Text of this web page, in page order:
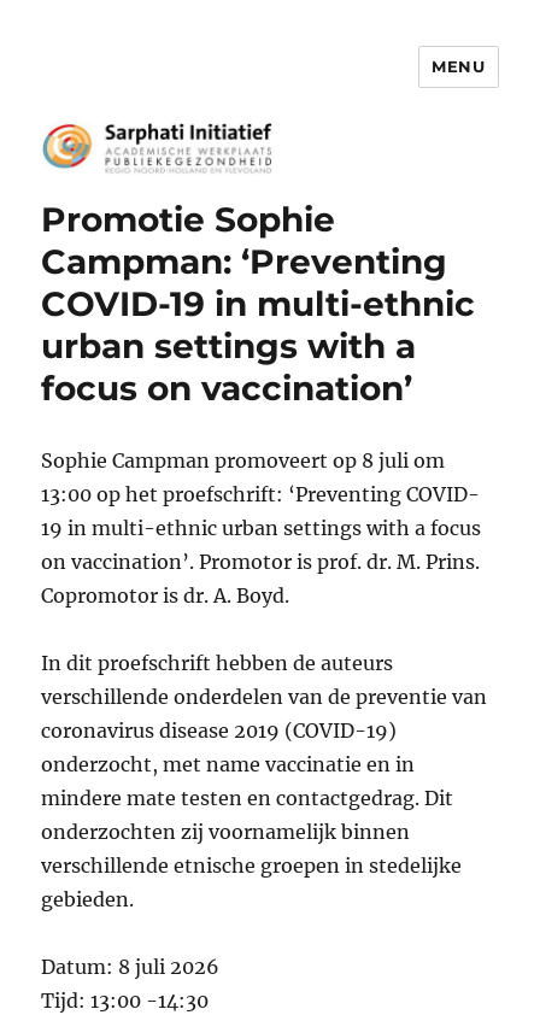
MENU
Promotie Sophie
Campman: ‘Preventing
COVID-19 in multi-ethnic
urban settings with a
focus on vaccination’
Sophie Campman promoveert op 8 juli om
13:00 op het proefschrift: ‘Preventing COVID-
19 in multi-ethnic urban settings with a focus
on vaccination’. Promotor is prof. dr. M. Prins.
Copromotor is dr. A. Boyd.
In dit proefschrift hebben de auteurs
verschillende onderdelen van de preventie van
coronavirus disease 2019 (COVID-19)
onderzocht, met name vaccinatie en in
mindere mate testen en contactgedrag. Dit
onderzochten zij voornamelijk binnen
verschillende etnische groepen in stedelijke
gebieden.
Datum: 8 juli 2026
Tijd: 13:00 -14:30